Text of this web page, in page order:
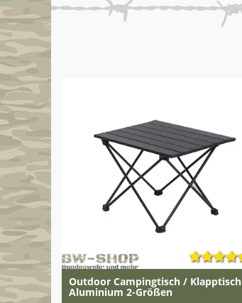
Outdoor Campingtisch / Klapptisch
Aluminium 2-Größen